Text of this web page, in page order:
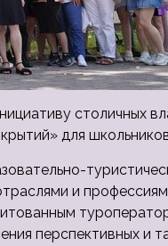
столичных
для
и
перспективных и